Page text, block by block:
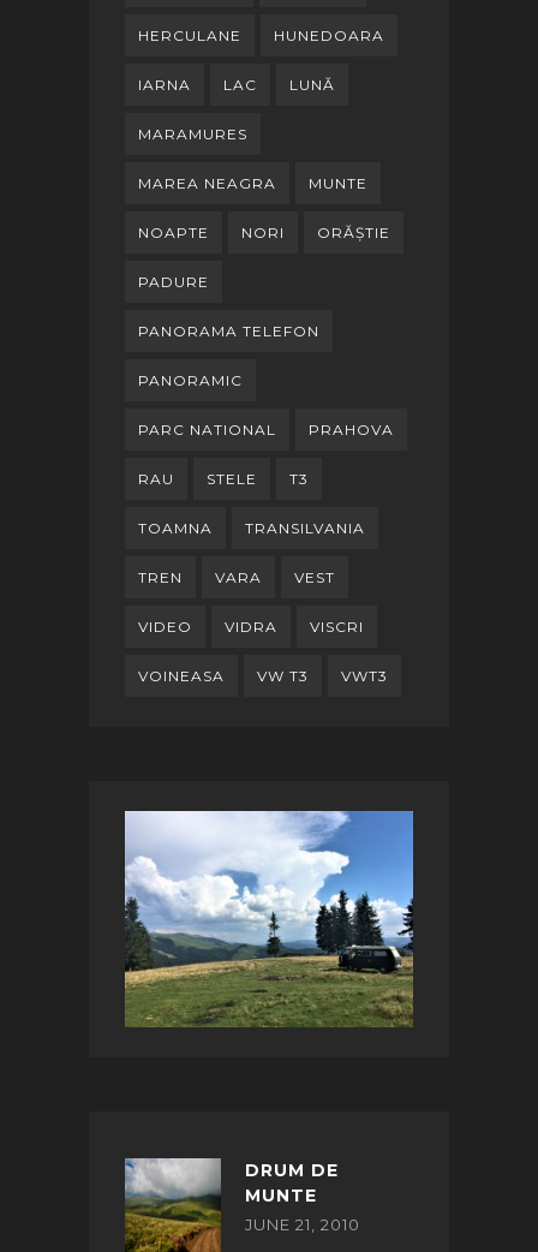
HERCULANE HUNEDOARA
IARNA LAC LUNĂ
MARAMURES
MAREA NEAGRA MUNTE
NOAPTE NORI ORĂȘTIE
PADURE
PANORAMA TELEFON
PANORAMIC
PARC NATIONAL PRAHOVA
RAU STELE T3
TOAMNA TRANSILVANIA
TREN VARA VEST
VIDEO VIDRA VISCRI
VOINEASA VW T3 VWT3
DRUM DE
MUNTE
JUNE 21, 2010